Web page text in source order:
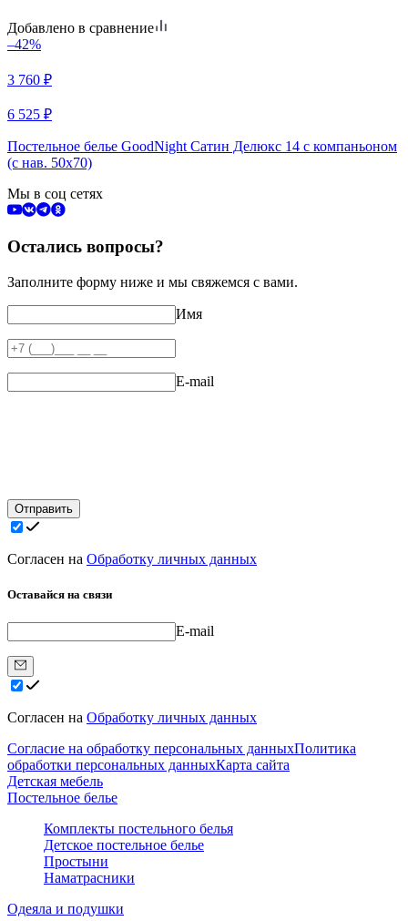
Добавлено в сравнение
–42%
3 760 ₽
6 525 ₽
Постельное белье GoodNight Сатин Делюкс 14 с компаньоном
(с нав. 50х70)
Мы в соц сетях
Остались вопросы?
Заполните форму ниже и мы свяжемся с вами.
Имя
E-mail
Отправить
Согласен на Обработку личных данных
Оставайся на связи
E-mail
Согласен на Обработку личных данных
Согласие на обработку персональных данныхПолитика
обработки персональных данныхКарта сайта
Детская мебель
Постельное белье
Комплекты постельного белья
Детское постельное белье
Простыни
Наматрасники
Одеяла и подушки